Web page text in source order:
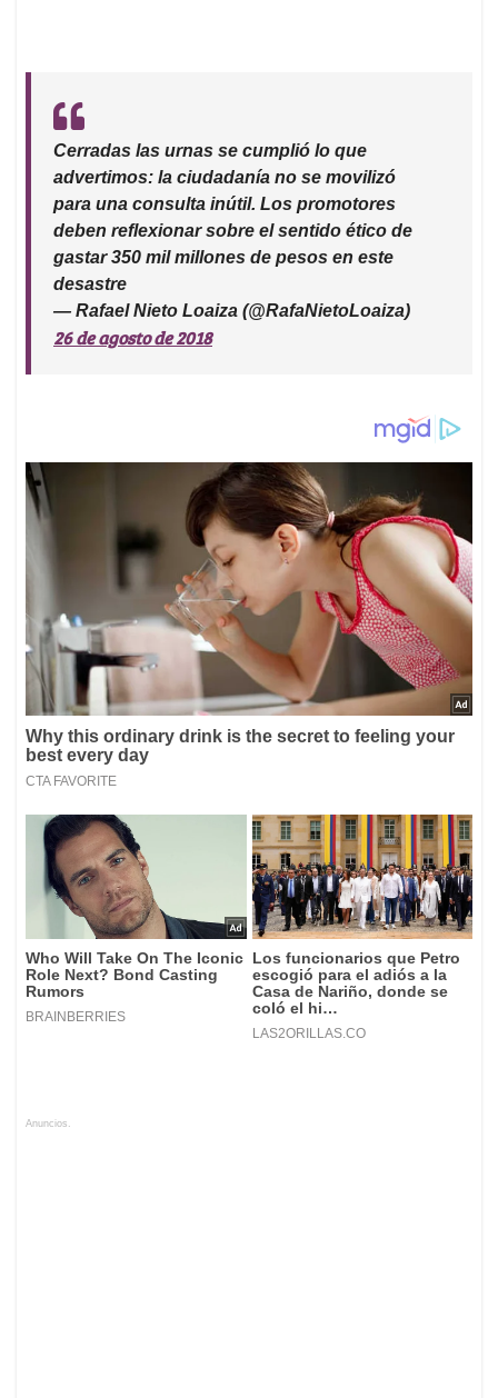
Cerradas las urnas se cumplió lo que
advertimos: la ciudadanía no se movilizó
para una consulta inútil. Los promotores
deben reflexionar sobre el sentido ético de
gastar 350 mil millones de pesos en este
desastre
— Rafael Nieto Loaiza (@RafaNietoLoaiza)
26 de agosto de 2018
Anuncios.